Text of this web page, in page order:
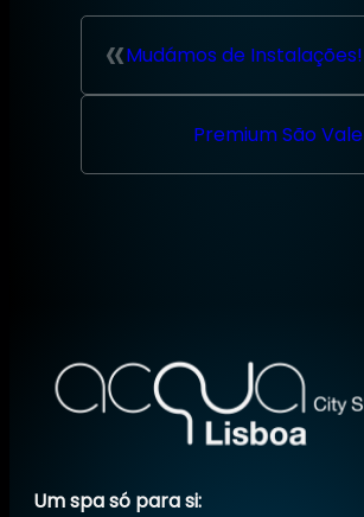
«Mudámos de Instalações!
Premium São
Um spa só para si: